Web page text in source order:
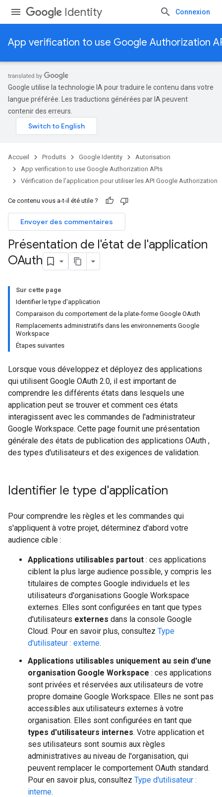
Identity Connexion
App verification to use Google Authorization
Google utilise la technologie IA pour traduire le contenu dans votre
langue préférée. Les traductions générées par IA peuvent
contenir des erreurs.
Accueil Produits Google Identity
Autorisation
App verification to use Google Authorization APIs
Vérification de l'application pour utiliser les API Google Authorization
Ce contenu vous a-t-il été utile ?
Envoyer des commentaires
Présentation de l'état de l'application
OAuth
Sur cette page
Identifier le type d'application
Comparaison du comportement de la plate-forme Google OAuth
Remplacements administratifs dans les environnements Google
Workspace
Étapes suivantes
Lorsque vous développez et déployez des applications
qui utilisent Google OAuth 2.0, il est important de
comprendre les différents états dans lesquels une
application peut se trouver et comment ces états
interagissent avec les commandes de l'administrateur
Google Workspace. Cette page fournit une présentation
générale des états de publication des applications OAuth ,
des types d'utilisateurs et des exigences de validation.
Identifier le type d'application
Pour comprendre les règles et les commandes qui
s'appliquent à votre projet, déterminez d'abord votre
audience cible :
Applications utilisables partout : ces applications
ciblent la plus large audience possible, y compris les
titulaires de comptes Google individuels et les
utilisateurs d'organisations Google Workspace
externes. Elles sont configurées en tant que types
d'utilisateurs externes dans la console Google
Cloud. Pour en savoir plus, consultez Type
d'utilisateur : externe.
Applications utilisables uniquement au sein d'une
organisation Google Workspace : ces applications
sont privées et réservées aux utilisateurs de votre
propre domaine Google Workspace. Elles ne sont pas
accessibles aux utilisateurs externes à votre
organisation. Elles sont configurées en tant que
types d'utilisateurs internes. Votre application et
ses utilisateurs sont soumis aux règles
administratives au niveau de l'organisation, qui
peuvent remplacer le comportement OAuth standard.
Pour en savoir plus, consultez Type d'utilisateur :
interne.